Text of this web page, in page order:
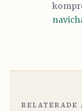
RELATERADE